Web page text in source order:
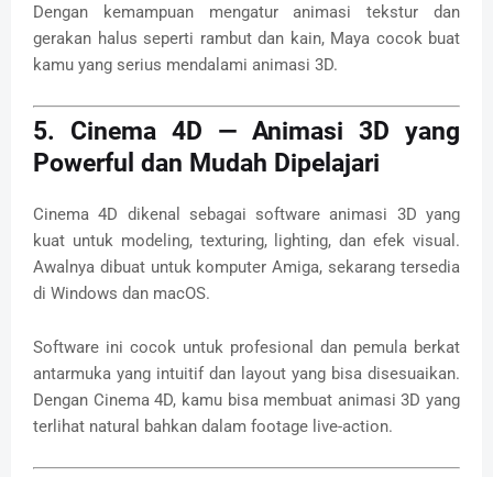
Dengan kemampuan mengatur animasi tekstur dan
gerakan halus seperti rambut dan kain, Maya cocok buat
kamu yang serius mendalami animasi 3D.
5. Cinema 4D — Animasi 3D yang
Powerful dan Mudah Dipelajari
Cinema 4D dikenal sebagai software animasi 3D yang
kuat untuk modeling, texturing, lighting, dan efek visual.
Awalnya dibuat untuk komputer Amiga, sekarang tersedia
di Windows dan macOS.
Software ini cocok untuk profesional dan pemula berkat
antarmuka yang intuitif dan layout yang bisa disesuaikan.
Dengan Cinema 4D, kamu bisa membuat animasi 3D yang
terlihat natural bahkan dalam footage live-action.